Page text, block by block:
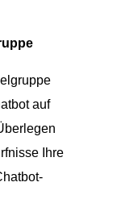
auf
Ihre